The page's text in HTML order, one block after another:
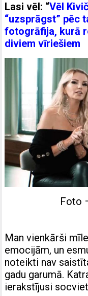
Lasi vēl: “Vēl
“uzsprāgst” pēc
fotogrāfija, kurā
diviem vīriešiem
Foto
Man vienkārši
emocijām, un
noteikti nav
gadu garumā.
ierakstījusi